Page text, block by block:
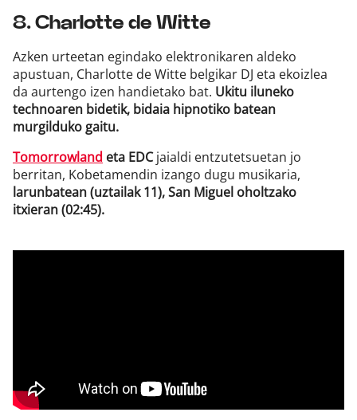
8. Charlotte de Witte
Azken urteetan egindako elektronikaren aldeko
apustuan, Charlotte de Witte belgikar DJ eta ekoizlea
da aurtengo izen handietako bat. Ukitu iluneko
technoaren bidetik, bidaia hipnotiko batean
murgilduko gaitu.
Tomorrowland eta EDCjaialdi entzutetsuetan jo
berritan, Kobetamendin izango dugu musikaria,
larunbatean (uztailak 11), San Miguel oholtzako
itxieran (02:45).